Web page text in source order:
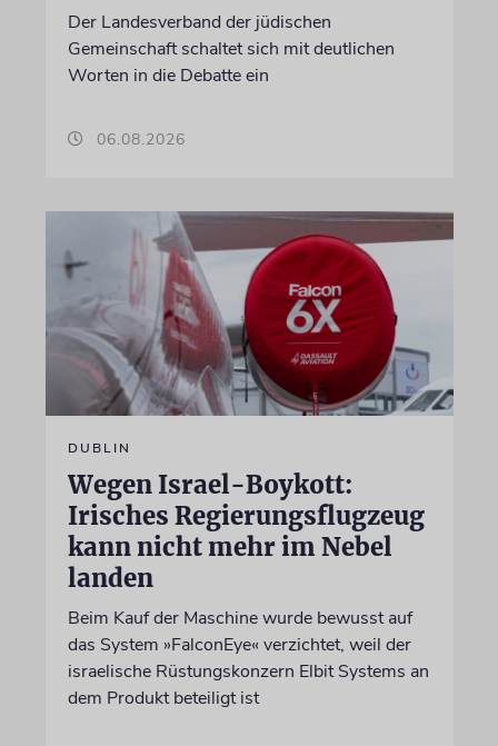
Der Landesverband der jüdischen
Gemeinschaft schaltet sich mit deutlichen
Worten in die Debatte ein
06.08.2026
DUBLIN
Wegen Israel-Boykott:
Irisches Regierungsflugzeug
kann nicht mehr im Nebel
landen
Beim Kauf der Maschine wurde bewusst auf
das System »FalconEye« verzichtet, weil der
israelische Rüstungskonzern Elbit Systems an
dem Produkt beteiligt ist